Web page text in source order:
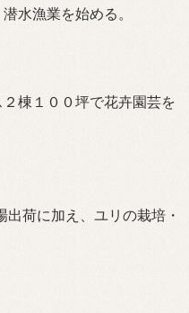
水漁業を始める。
棟１００坪で花卉園芸を
荷に加え、ユリの栽培・